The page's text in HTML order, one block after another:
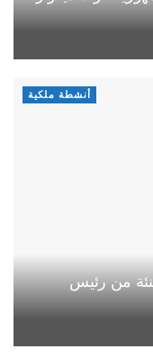
أنشطة ملكية
من رئيس